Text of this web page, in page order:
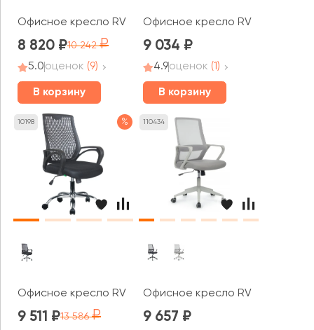
Офисное кресло RV ДИЗАЙН Колин / Kolin (W-231)
8 820 10 242
5.0оценок (9)
В корзину
Офисное кресло RV ЧЕЙР
9 034
4.9оценок (1)
В корзину
10198 %
Офисное кресло RV ЧЕЙР Старт / Start (8081E)
9 511 13 586
110434
Офисное кресло RV ЧЕЙР
9 657